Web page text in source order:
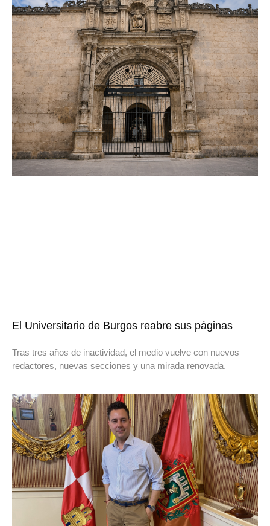
El Universitario de Burgos reabre sus páginas
Tras tres años de inactividad, el medio vuelve con nuevos
redactores, nuevas secciones y una mirada renovada.